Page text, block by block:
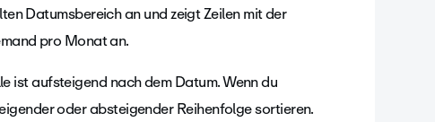
Datumsbereich an und zeigt Zeilen mit der
pro Monat an.
ist aufsteigend nach dem Datum. Wenn du
oder absteigender Reihenfolge sortieren.